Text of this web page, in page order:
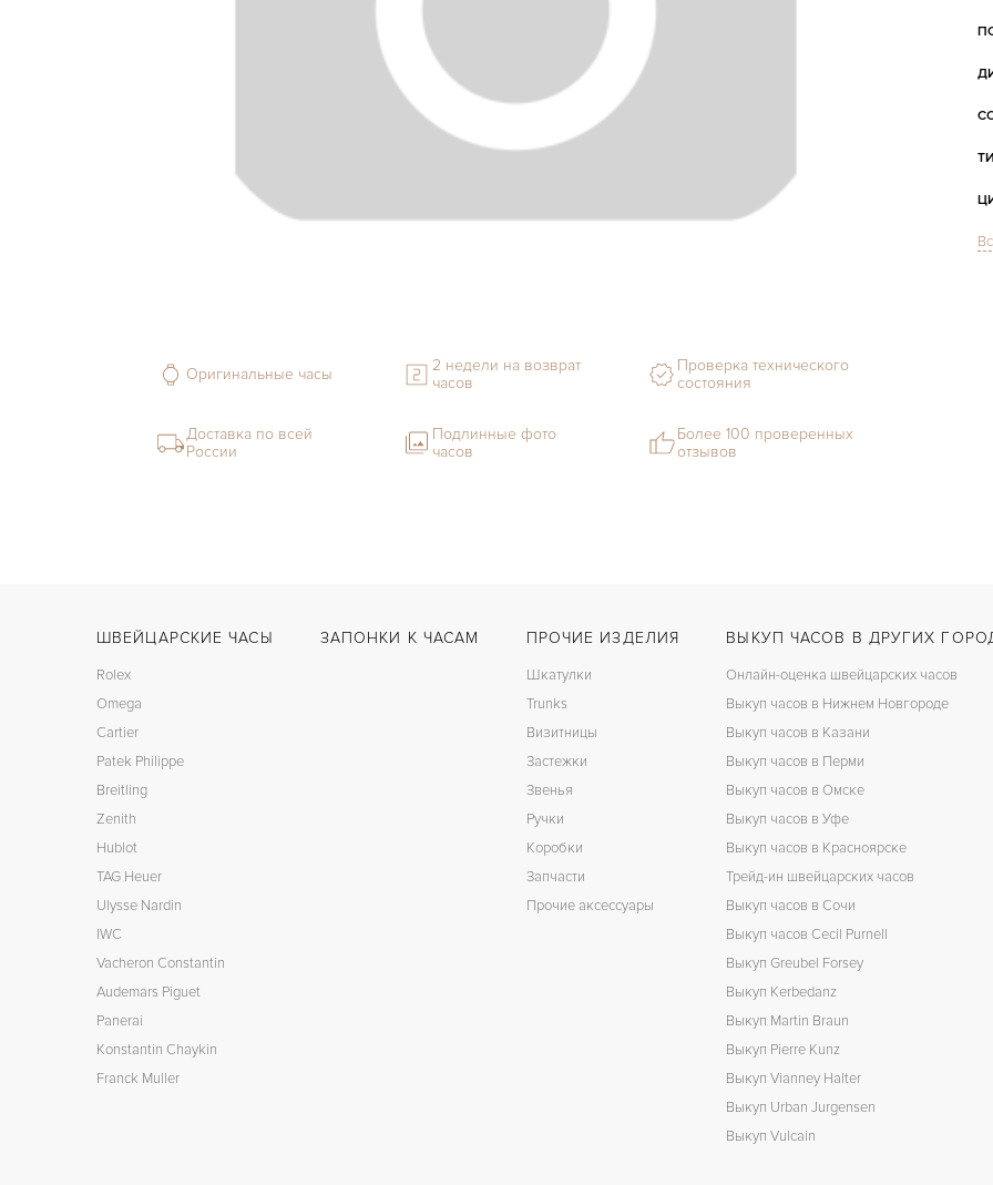
Оригинальные часы
2 недели на возврат
часов
Проверка технического
состояния
Доставка по всей
России
Подлинные фото
часов
Более 100 проверенных
отзывов
ШВЕЙЦАРСКИЕ ЧАСЫ
Rolex
Omega
Cartier
Patek Philippe
Breitling
Zenith
Hublot
TAG Heuer
Ulysse Nardin
IWC
Vacheron Constantin
Audemars Piguet
Panerai
Konstantin Chaykin
Franck Muller
ЗАПОНКИ К ЧАСАМ ПРОЧИЕ ИЗДЕЛИЯ
Шкатулки
Trunks
Визитницы
Застежки
Звенья
Ручки
Коробки
Запчасти
Прочие аксессуары
ВЫКУП ЧАСОВ В ДРУГИХ
Онлайн-оценка швейцарских часов
Выкуп часов в Нижнем Новгороде
Выкуп часов в Казани
Выкуп часов в Перми
Выкуп часов в Омске
Выкуп часов в Уфе
Выкуп часов в Красноярске
Трейд-ин швейцарских часов
Выкуп часов в Сочи
Выкуп часов Cecil Purnell
Выкуп Greubel Forsey
Выкуп Kerbedanz
Выкуп Martin Braun
Выкуп Pierre Kunz
Выкуп Vianney Halter
Выкуп Urban Jurgensen
Выкуп Vulcain